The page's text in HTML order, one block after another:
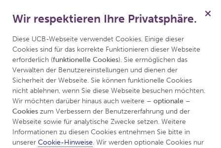
für Psoriasis
Menü Anmelden
Wir respektieren Ihre Privatsphäre.
Diese UCB-Webseite verwendet Cookies. Einige dieser
Cookies sind für das korrekte Funktionieren dieser Webseite
erforderlich (funktionelle Cookies). Sie ermöglichen das
Verwalten der Benutzereinstellungen und dienen der
Sicherheit der Webseite. Sie können funktionelle Cookies
nicht ablehnen, wenn Sie diese Webseite besuchen möchten.
Wir möchten darüber hinaus auch weitere – optionale –
Cookies zum Verbessern der Benutzererfahrung und der
Webseite sowie für analytische Zwecke setzen. Weitere
Informationen zu diesen Cookies entnehmen Sie bitte in
unserer Cookie-Hinweise. Wir werden optionale Cookies nur